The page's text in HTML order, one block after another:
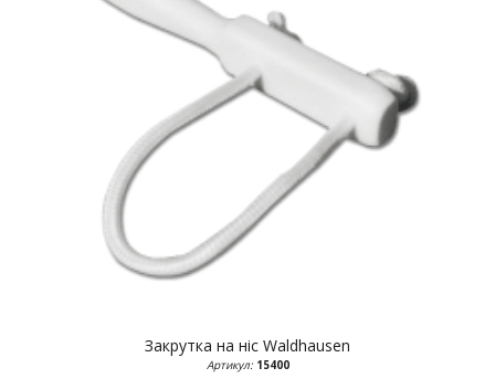
Закрутка на ніс Waldhausen
Артикул:15400